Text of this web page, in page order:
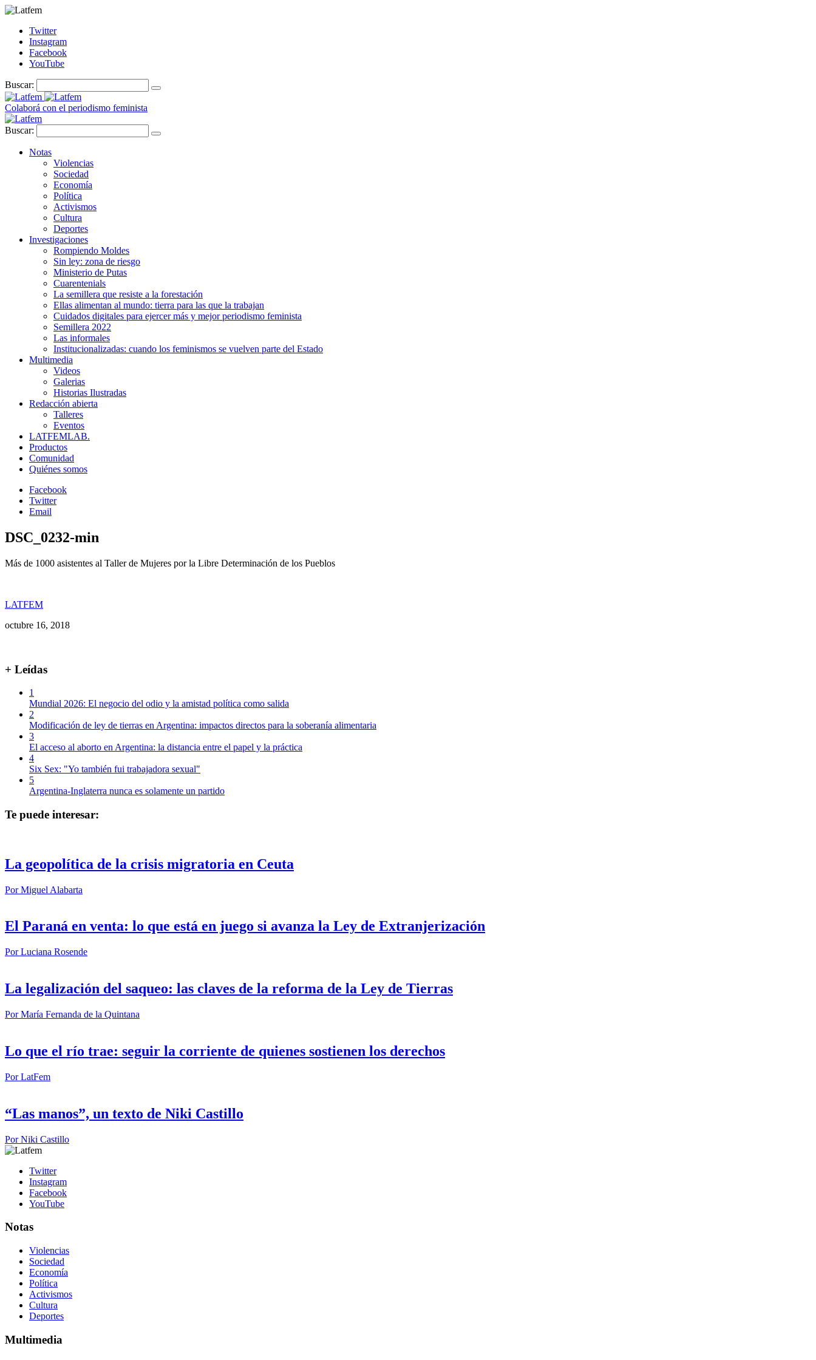
Twitter
Instagram
Facebook
YouTube
Buscar:
Colaborá con el periodismo feminista
Buscar:
Notas
Violencias
Sociedad
Economía
Política
Activismos
Cultura
Deportes
Investigaciones
Rompiendo Moldes
Sin ley: zona de riesgo
Ministerio de Putas
Cuarentenials
La semillera que resiste a la forestación
Ellas alimentan al mundo: tierra para las que la trabajan
Cuidados digitales para ejercer más y mejor periodismo feminista
Semillera 2022
Las informales
Institucionalizadas: cuando los feminismos se vuelven parte del Estado
Multimedia
Videos
Galerias
Historias Ilustradas
Redacción abierta
Talleres
Eventos
LATFEMLAB.
Productos
Comunidad
Quiénes somos
Facebook
Twitter
Email
DSC_0232-min
Más de 1000 asistentes al Taller de Mujeres por la Libre Determinación de los Pueblos
LATFEM
octubre 16, 2018
+ Leídas
1
Mundial 2026: El negocio del odio y la amistad política como salida
2
Modificación de ley de tierras en Argentina: impactos directos para la soberanía alimentaria
3
El acceso al aborto en Argentina: la distancia entre el papel y la práctica
4
Six Sex: "Yo también fui trabajadora sexual"
5
Argentina-Inglaterra nunca es solamente un partido
Te puede interesar:
La geopolítica de la crisis migratoria en Ceuta
PorMiguel Alabarta
El Paraná en venta: lo que está en juego si avanza la Ley de Extranjerización
PorLuciana Rosende
La legalización del saqueo: las claves de la reforma de la Ley de Tierras
PorMaría Fernanda de la Quintana
Lo que el río trae: seguir la corriente de quienes sostienen los derechos
PorLatFem
“Las manos”, un texto de Niki Castillo
PorNiki Castillo
Twitter
Instagram
Facebook
YouTube
Notas
Violencias
Sociedad
Economía
Política
Activismos
Cultura
Deportes
Multimedia